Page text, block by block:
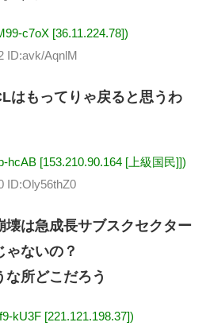
c7oX [36.11.224.78])
ID:avk/AqnlM
はもってりゃ戻ると思うわ
hcAB [153.210.90.164 [上級国民]])
ID:Oly56thZ0
壊は急成長サブスクセクター
ゃないの？
所どこだろう
kU3F [221.121.198.37])